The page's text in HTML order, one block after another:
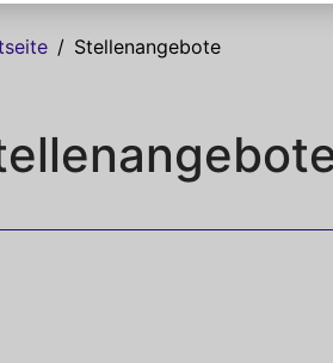
Stellenangebote